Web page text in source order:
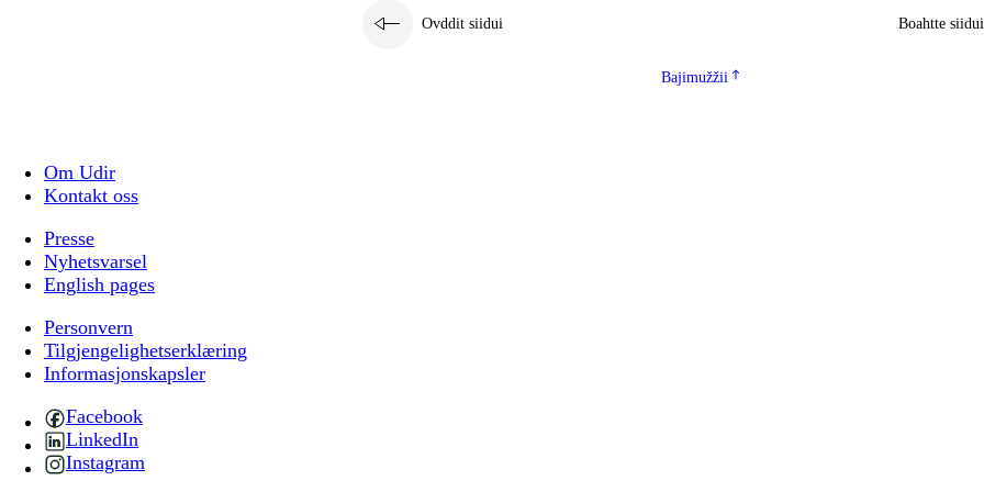
Ovddit siidui Boahtte siidui
Bajimužžii
Om Udir
Kontakt oss
Presse
Nyhetsvarsel
English pages
Personvern
Tilgjengelighetserklæring
Informasjonskapsler
Facebook
LinkedIn
Instagram